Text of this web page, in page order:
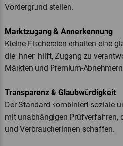
Vordergrund stellen.
Marktzugang & Annerkennung
Kleine Fischereien erhalten eine
die ihnen hilft, Zugang zu
Märkten und Premium-
Transparenz & Glaubwürdigkeit
Der Standard kombiniert soziale
mit unabhängigen Prüfverfahren,
und Verbraucherinnen schaffen.